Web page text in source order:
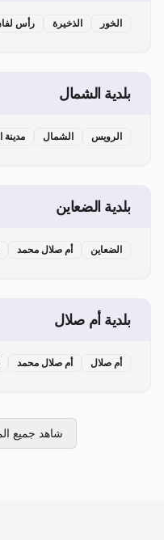
الخور الذخيرة رأس
بلدية الشمال
الرويس الشمال مدينة
بلدية الضعاين
الضعاين أم صلال محمد
بلدية أم صلال
أم صلال أم صلال محمد
شاهد جميع